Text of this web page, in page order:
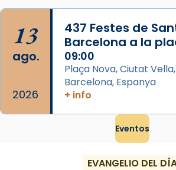
13
ago.
2026
437 Festes de
Barcelona a la
09:00
Plaça Nova, Ciutat
Barcelona, Espanya
+ info
Eventos
EVANGELIO DEL